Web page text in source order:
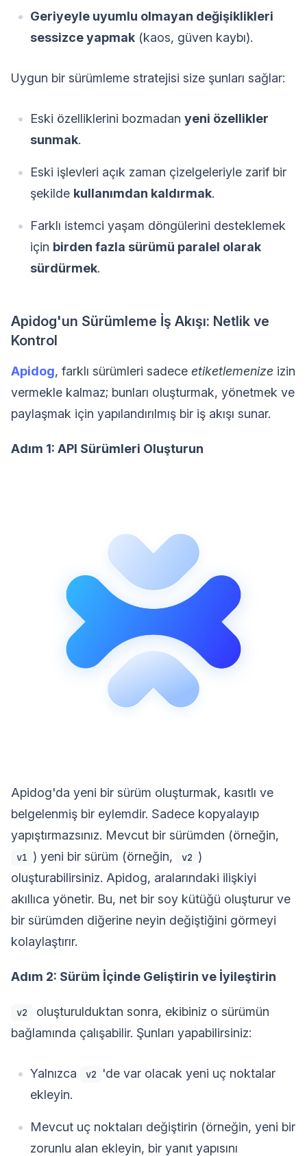
Geriyeyle uyumlu olmayan değişiklikleri
sessizce yapmak (kaos, güven kaybı).
Uygun bir sürümleme stratejisi size şunları sağlar:
Eski özelliklerini bozmadan yeni özellikler
sunmak.
Eski işlevleri açık zaman çizelgeleriyle zarif bir
şekilde kullanımdan kaldırmak.
Farklı istemci yaşam döngülerini desteklemek
için birden fazla sürümü paralel olarak
sürdürmek.
Apidog'un Sürümleme İş Akışı: Netlik ve
Kontrol
Apidog, farklı sürümleri sadece etiketlemenize izin
vermekle kalmaz; bunları oluşturmak, yönetmek ve
paylaşmak için yapılandırılmış bir iş akışı sunar.
Adım 1: API Sürümleri Oluşturun
Apidog'da yeni bir sürüm oluşturmak, kasıtlı ve
belgelenmiş bir eylemdir. Sadece kopyalayıp
yapıştırmazsınız. Mevcut bir sürümden (örneğin,
v1 ) yeni bir sürüm (örneğin, v2 )
oluşturabilirsiniz. Apidog, aralarındaki ilişkiyi
akıllıca yönetir. Bu, net bir soy kütüğü oluşturur ve
bir sürümden diğerine neyin değiştiğini görmeyi
kolaylaştırır.
Adım 2: Sürüm İçinde Geliştirin ve İyileştirin
v2
oluşturulduktan sonra, ekibiniz o sürümün
bağlamında çalışabilir. Şunları yapabilirsiniz:
Yalnızca v2
'de var olacak yeni uç noktalar
ekleyin.
Mevcut uç noktaları değiştirin (örneğin, yeni bir
zorunlu alan ekleyin, bir yanıt yapısını